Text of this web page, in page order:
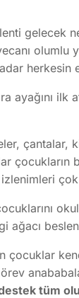
gelecek
olumlu
herkesin
ayağını ilk
çantalar,
çocukların
izlenimleri
ağacı
çocuklar
tüm